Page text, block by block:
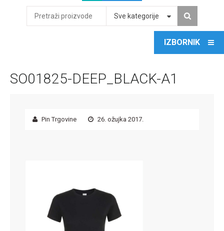
Sve kategorije
SO01825-DEEP_BLACK-A1
Pin Trgovine 26. ožujka 2017.